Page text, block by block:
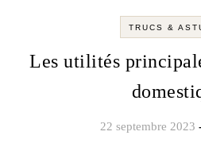
TRUCS &
Les utilités
22 septembre 2023